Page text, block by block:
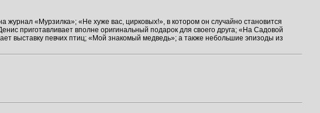
«Мурзилка»; «Не хуже вас, цирковых!», в котором он случайно становится
приготавливает вполне оригинальный подарок для своего друга; «На Садовой
выставку певчих птиц; «Мой знакомый медведь»; а также небольшие эпизоды из